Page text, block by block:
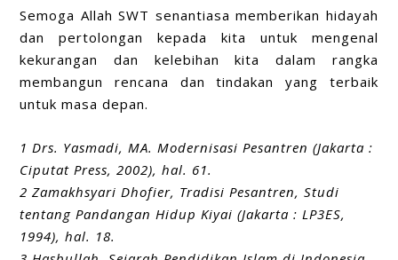
Semoga Allah SWT senantiasa memberikan hidayah
dan pertolongan kepada kita untuk mengenal
kekurangan dan kelebihan kita dalam rangka
membangun rencana dan tindakan yang terbaik
untuk masa depan.
1 Drs. Yasmadi, MA. Modernisasi Pesantren (Jakarta :
Ciputat Press, 2002), hal. 61.
2 Zamakhsyari Dhofier, Tradisi Pesantren, Studi
tentang Pandangan Hidup Kiyai (Jakarta : LP3ES,
1994), hal. 18.